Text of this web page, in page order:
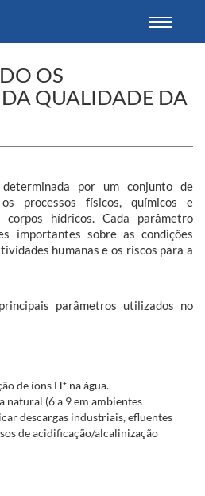
Toggle
OS
QUALIDADE DA
por um conjunto de
processos físicos, químicos e
corpos hídricos. Cada parâmetro
importantes sobre as condições
humanas e os riscos para a
parâmetros utilizados no
de íons H⁺ na água.
natural (6 a 9 em ambientes
descargas industriais, efluentes
de acidificação/alcalinização